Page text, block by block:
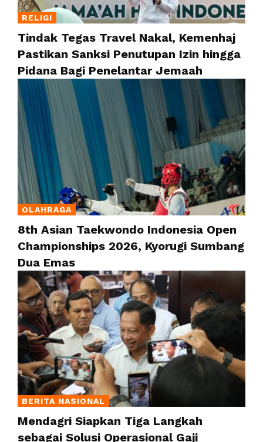
RELIGI
Tindak Tegas Travel Nakal, Kemenhaj
Pastikan Sanksi Penutupan Izin hingga
Pidana Bagi Penelantar Jemaah
OLAHRAGA
8th Asian Taekwondo Indonesia Open
Championships 2026, Kyorugi Sumbang
Dua Emas
BERITA NASIONAL
Mendagri Siapkan Tiga Langkah
sebagai Solusi Operasional Gaji